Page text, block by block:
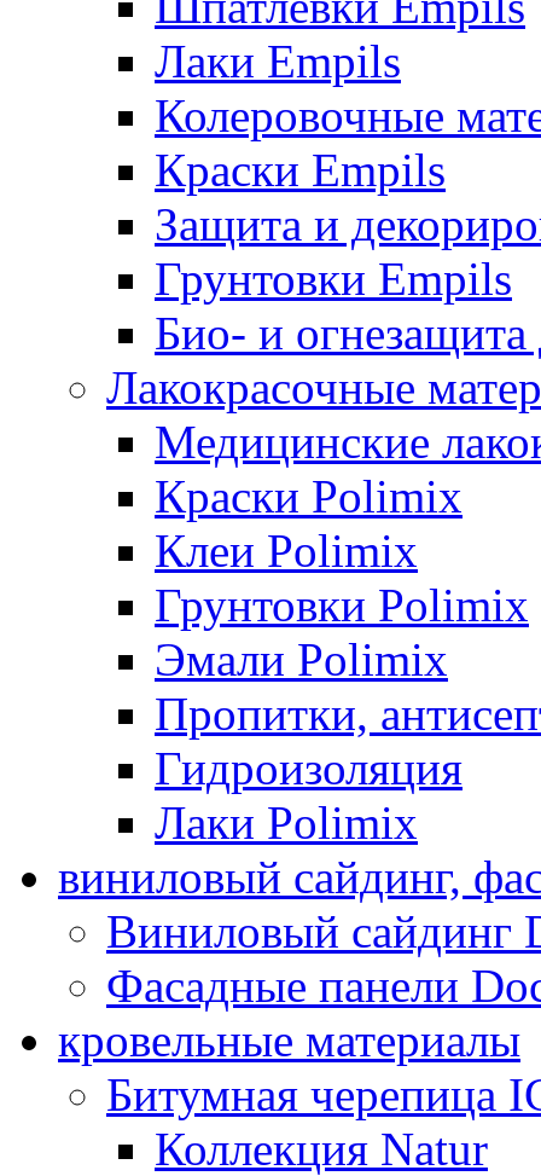
Лаки Empils
Колеровочные
Краски Empils
Защита и
Грунтовки Empils
Био- и
Лакокрасочные
Медицинские
Краски Polimix
Клеи Polimix
Грунтовки Polimix
Эмали Polimix
Пропитки,
Гидроизоляция
Лаки Polimix
виниловый сайдинг,
Виниловый сайдинг
Фасадные панели
кровельные материалы
Битумная черепица
Коллекция Natur